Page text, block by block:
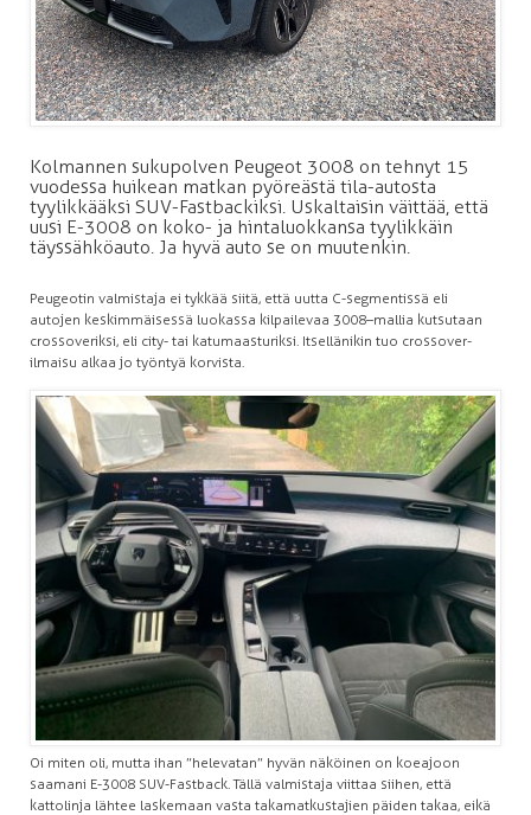
Kolmannen sukupolven Peugeot 3008 on tehnyt 15
vuodessa huikean matkan pyöreästä tila-autosta
tyylikkääksi SUV-Fastbackiksi. Uskaltaisin väittää, että
uusi E-3008 on koko- ja hintaluokkansa tyylikkäin
täyssähköauto. Ja hyvä auto se on muutenkin.
Peugeotin valmistaja ei tykkää siitä, että uutta C-segmentissä eli
autojen keskimmäisessä luokassa kilpailevaa 3008–mallia kutsutaan
crossoveriksi, eli city- tai katumaasturiksi. Itsellänikin tuo crossover-
ilmaisu alkaa jo työntyä korvista.
Oi miten oli, mutta ihan ”helevatan” hyvän näköinen on koeajoon
saamani E-3008 SUV-Fastback. Tällä valmistaja viittaa siihen, että
kattolinja lähtee laskemaan vasta takamatkustajien päiden takaa, eikä